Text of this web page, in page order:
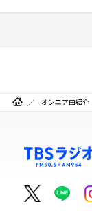
オンエア曲紹介